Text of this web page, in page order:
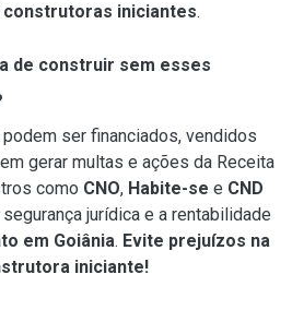
construtoras iniciantes.
de construir sem esses
ser financiados, vendidos
gerar multas e ações da Receita
como CNO, Habite-se e CND
jurídica e a rentabilidade
em Goiânia. Evite prejuízos na
iniciante!